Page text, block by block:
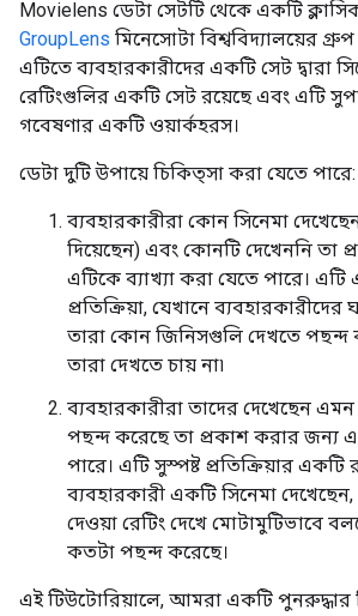
Movielens ডেটা সেটটি থেকে একটি
GroupLens মিনেসোটা বিশ্ববিদ্যালয়ের
এটিতে ব্যবহারকারীদের একটি সেট দ্বারা
রেটিংগুলির একটি সেট রয়েছে এবং এটি
গবেষণার একটি ওয়ার্কহরস।
ডেটা দুটি উপায়ে চিকিত্সা করা যেতে পারে:
ব্যবহারকারীরা কোন সিনেমা
দিয়েছেন) এবং কোনটি দেখেননি তা
এটিকে ব্যাখ্যা করা যেতে পারে। এটি
প্রতিক্রিয়া, যেখানে
তারা কোন জিনিসগুলি দেখতে
তারা দেখতে চায় না৷
ব্যবহারকারীরা তাদের দেখেছেন
পছন্দ করেছে তা প্রকাশ করার জন্য
পারে। এটি সুস্পষ্ট প্রতিক্রিয়ার
ব্যবহারকারী একটি সিনেমা
দেওয়া রেটিং দেখে মোটামুটিভাবে
কতটা পছন্দ করেছে।
এই টিউটোরিয়ালে, আমরা একটি পুনরুদ্ধার